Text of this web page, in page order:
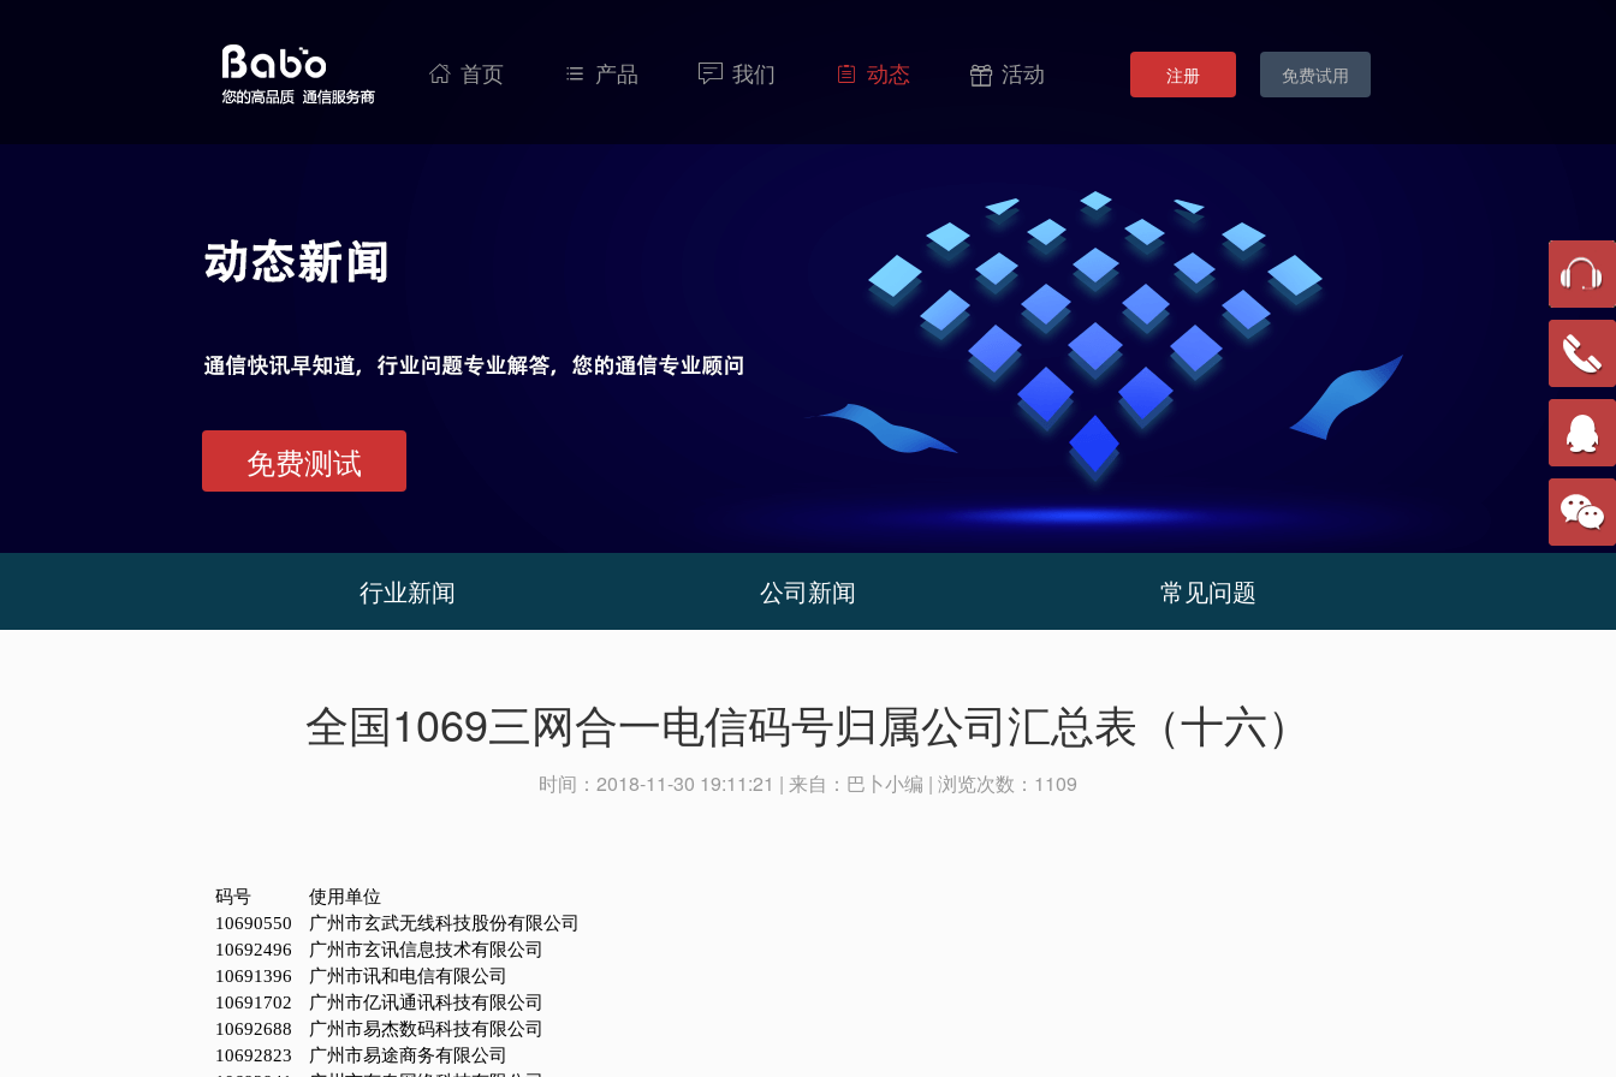
注册 免费试用
 首页  产品  我们  动态  活动
免费测试
行业新闻 公司新闻 常见问题
全国1069三网合一电信码号归属公司汇总表（十六）
时间： 2018-11-30 19:11:21 | 来自： 巴卜小编 | 浏览次数： 1109
码号
使用单位
10690550
广州市玄武无线科技股份有限公司
10692496
广州市玄讯信息技术有限公司
10691396
广州市讯和电信有限公司
10691702
广州市亿讯通讯科技有限公司
10692688
广州市易杰数码科技有限公司
10692823
广州市易途商务有限公司